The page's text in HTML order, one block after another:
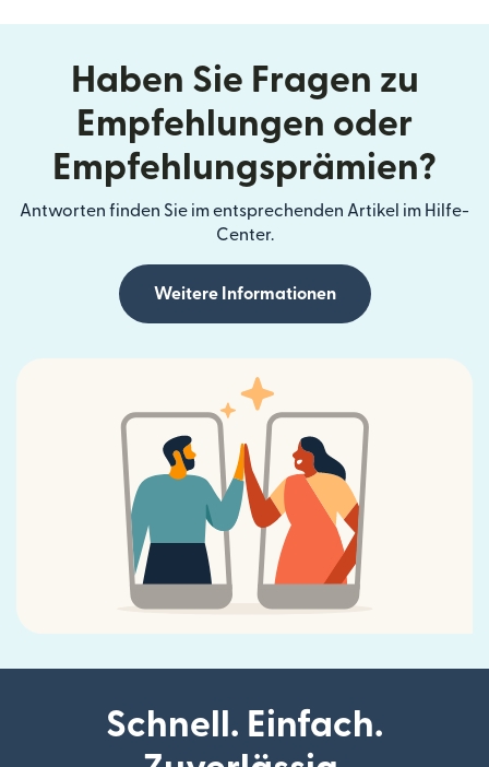
Haben Sie Fragen zu
Empfehlungen oder
Empfehlungsprämien?
Antworten finden Sie im entsprechenden Artikel im Hilfe-
Center.
Weitere Informationen
Schnell. Einfach.